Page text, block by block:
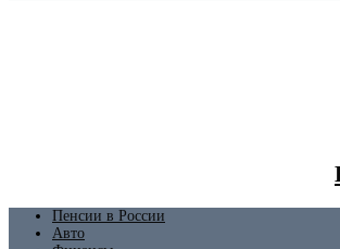
Пенсии в России
Авто